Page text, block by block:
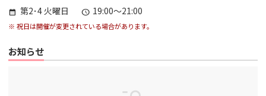
calendar_month 第2･4 火曜日 schedule 19:00～21:00
※ 祝日は開催が変更されている場合があります。
お知らせ